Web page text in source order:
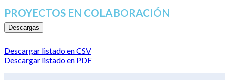
PROYECTOS EN COLABORACIÓN
Descargas
Descargar listado en CSV
Descargar listado en PDF